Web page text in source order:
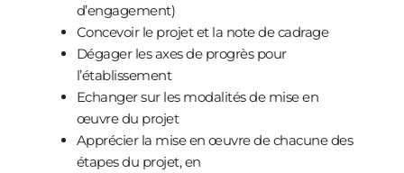
d’engagement)
Concevoir le projet et la note de cadrage
Dégager les axes de progrès pour
l’établissement
Echanger sur les modalités de mise en
œuvre du projet
Apprécier la mise en œuvre de chacune des
étapes du projet, en